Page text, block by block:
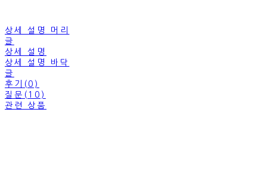
상세 설명 머리
글
상세 설명
상세 설명 바닥
글
후기(0)
질문(10)
관련 상품